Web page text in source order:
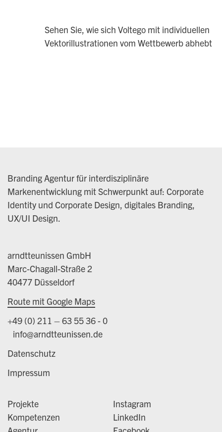
Sehen Sie, wie sich Voltego mit individuellen
Vektorillustrationen vom Wettbewerb abhebt
Branding Agentur für interdisziplinäre
Markenentwicklung mit Schwerpunkt auf: Corporate
Identity und Corporate Design, digitales Branding,
UX/UI Design.
arndtteunissen GmbH
Marc-Chagall-Straße 2
40477 Düsseldorf
Route mit Google Maps
+49 (0) 211 – 63 55 36 - 0
info@arndtteunissen.de
Datenschutz
Impressum
Projekte
Kompetenzen
Instagram
LinkedIn